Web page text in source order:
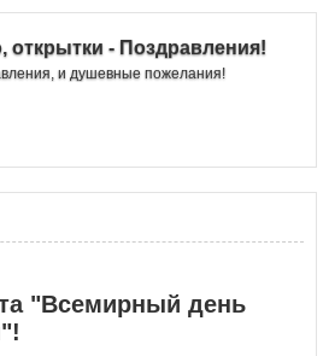
открытки - Поздравления!
и душевные пожелания!
"Всемирный день